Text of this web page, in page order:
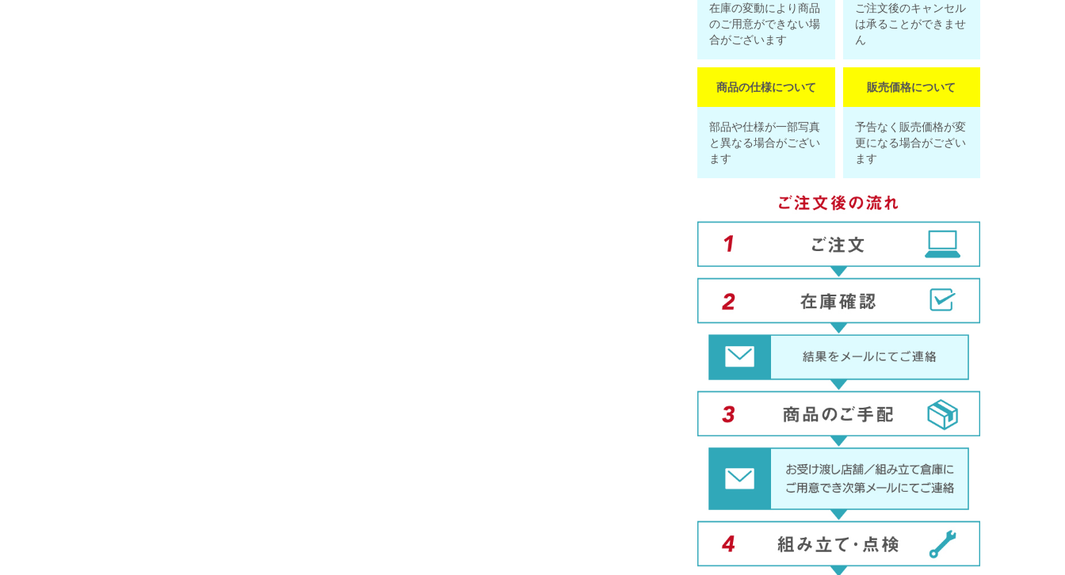
在庫の変動により商品
のご用意ができない場
合がございます
ご注文後のキャンセル
は承ることができませ
ん
商品の仕様について
部品や仕様が一部写真
と異なる場合がござい
ます
販売価格について
予告なく販売価格が変
更になる場合がござい
ます